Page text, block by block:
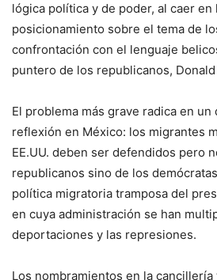
lógica política y de poder, al caer en
posicionamiento sobre el tema de
confrontación con el lenguaje
puntero de los republicanos,
El problema más grave radica en un
reflexión en México: los migrantes
EE.UU. deben ser defendidos pero
republicanos sino de los
política migratoria tramposa del
en cuya administración se han
deportaciones y las represiones.
Los nombramientos en la